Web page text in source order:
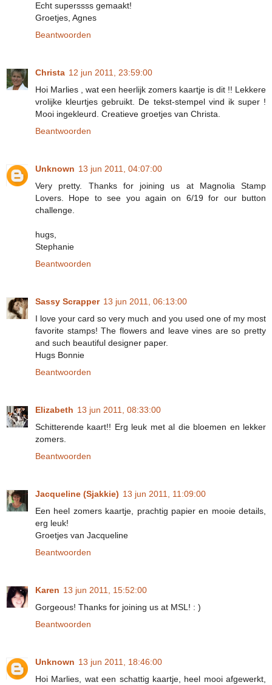
Echt superssss gemaakt!
Groetjes, Agnes
Beantwoorden
Christa 12 jun 2011, 23:59:00
Hoi Marlies , wat een heerlijk zomers kaartje is dit !! Lekkere
vrolijke kleurtjes gebruikt. De tekst-stempel vind ik super !
Mooi ingekleurd. Creatieve groetjes van Christa.
Beantwoorden
Unknown 13 jun 2011, 04:07:00
Very pretty. Thanks for joining us at Magnolia Stamp
Lovers. Hope to see you again on 6/19 for our button
challenge.
hugs,
Stephanie
Beantwoorden
Sassy Scrapper 13 jun 2011, 06:13:00
I love your card so very much and you used one of my most
favorite stamps! The flowers and leave vines are so pretty
and such beautiful designer paper.
Hugs Bonnie
Beantwoorden
Elizabeth 13 jun 2011, 08:33:00
Schitterende kaart!! Erg leuk met al die bloemen en lekker
zomers.
Beantwoorden
Jacqueline (Sjakkie) 13 jun 2011, 11:09:00
Een heel zomers kaartje, prachtig papier en mooie details,
erg leuk!
Groetjes van Jacqueline
Beantwoorden
Karen 13 jun 2011, 15:52:00
Gorgeous! Thanks for joining us at MSL! : )
Beantwoorden
Unknown 13 jun 2011, 18:46:00
Hoi Marlies, wat een schattig kaartje, heel mooi afgewerkt,